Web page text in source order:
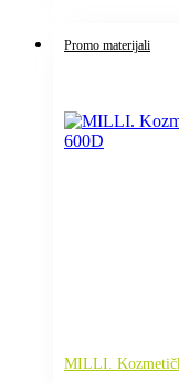
Promo materijali
MILLI.